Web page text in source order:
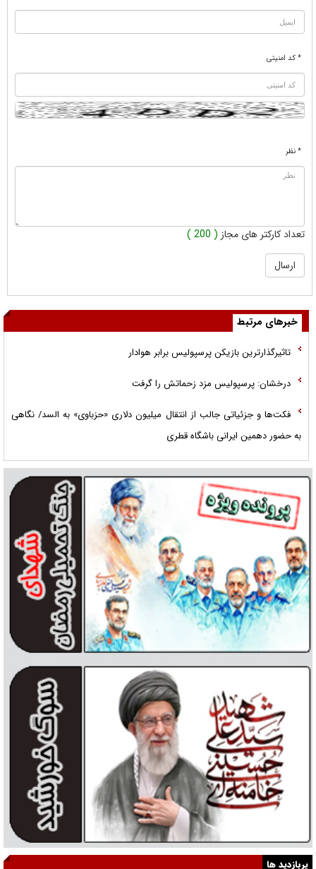
* کد امنیتی
* نظر
تعداد کارکتر های مجاز ( 200 )
خبرهای مرتبط
تاثیرگذارترین بازیکن پرسپولیس برابر هوادار
درخشان: پرسپولیس مزد زحماتش را گرفت
فکت‌ها و جزئیاتی جالب از انتقال میلیون دلاری «حزباوی» به السد/ نگاهی
به حضور دهمین ایرانی باشگاه قطری
پربازدید ها